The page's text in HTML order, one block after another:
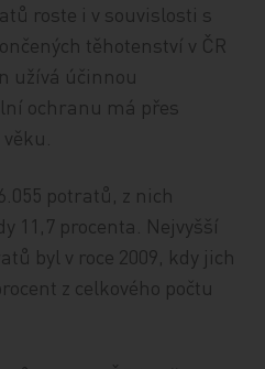
roste i v souvislosti s
těhotenství v ČR
užívá účinnou
ochranu má přes
potratů, z nich
11,7 procenta. Nejvyšší
byl v roce 2009, kdy jich
z celkového počtu